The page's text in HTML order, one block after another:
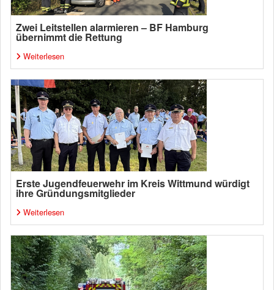
Zwei Leitstellen alarmieren – BF Hamburg
übernimmt die Rettung
Weiterlesen
Erste Jugendfeuerwehr im Kreis Wittmund würdigt
ihre Gründungsmitglieder
Weiterlesen